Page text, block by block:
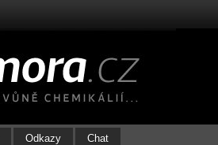
Odkazy Chat